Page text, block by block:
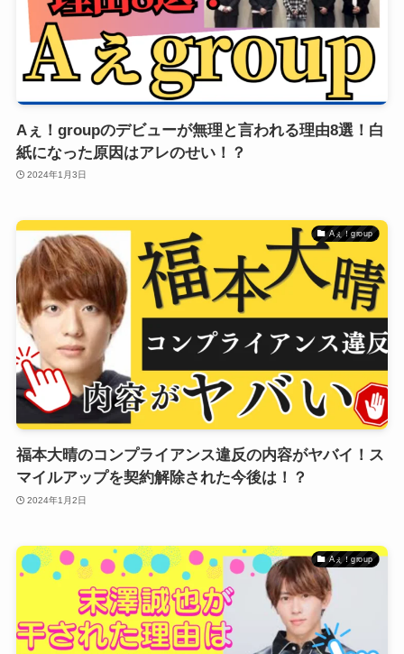
Aぇ！groupのデビューが無理と言われる理由8選！白
紙になった原因はアレのせい！？
2024年1月3日
Aぇ！group
福本大晴のコンプライアンス違反の内容がヤバイ！ス
マイルアップを契約解除された今後は！？
2024年1月2日
Aぇ！group